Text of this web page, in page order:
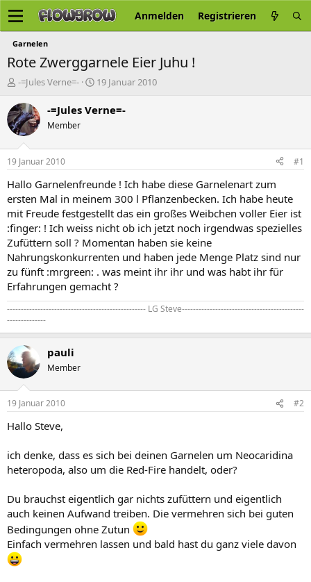
Anmelden Registrieren
Garnelen
Rote Zwerggarnele Eier Juhu !
E
s
t
e
e
r
-=Jules Verne=-
E
s
t
a
19 Januar 2010
-=Jules Verne=-
Member
19 Januar 2010 #1
Hallo Garnelenfreunde ! Ich habe diese Garnelenart zum
ersten Mal in meinem 300 l Pflanzenbecken. Ich habe heute
mit Freude festgestellt das ein großes Weibchen voller Eier ist
:finger: ! Ich weiss nicht ob ich jetzt noch irgendwas spezielles
Zufüttern soll ? Momentan haben sie keine
Nahrungskonkurrenten und haben jede Menge Platz sind nur
zu fünft :mrgreen: . was meint ihr ihr und was habt ihr für
Erfahrungen gemacht ?
-------------------------------------------------- LG Steve--------------------------------------------
--------------
pauli
Member
19 Januar 2010 #2
Hallo Steve,
ich denke, dass es sich bei deinen Garnelen um Neocaridina
heteropoda, also um die Red-Fire handelt, oder?
Du brauchst eigentlich gar nichts zufüttern und eigentlich
auch keinen Aufwand treiben. Die vermehren sich bei guten
Bedingungen ohne Zutun
Einfach vermehren lassen und bald hast du ganz viele davon